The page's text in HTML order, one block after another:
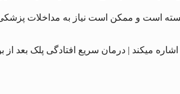
است و ممکن است نیاز به مداخلات